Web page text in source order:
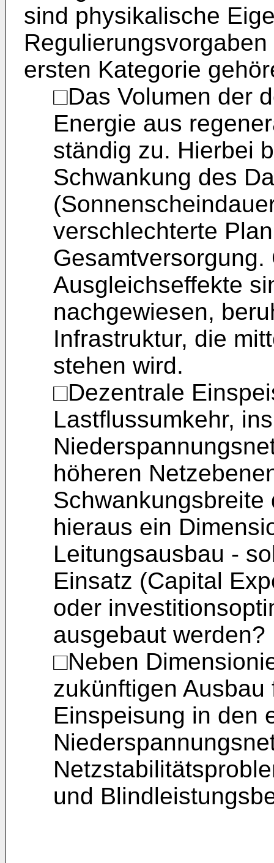
sind physikalische
ersten Kategorie
□Das Volumen der
Energie aus
ständig zu. Hierbei
Schwankung des
verschlechterte
Ausgleichseffekte
nachgewiesen,
Infrastruktur, die
stehen wird.
□Dezentrale
Lastflussumkehr,
höheren
hieraus ein
Leitungsausbau -
Einsatz (Capital
oder
ausgebaut werden?
□Neben
zukünftigen
Einspeisung in den
und